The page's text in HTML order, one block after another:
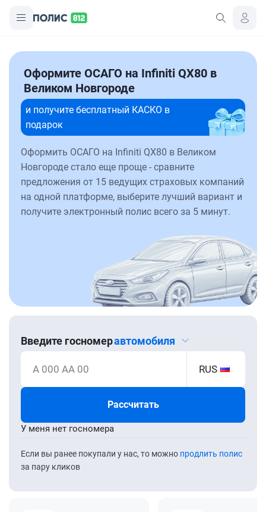
Оформите ОСАГО на Infiniti QX80 в
Великом Новгороде
и получите бесплатный КАСКО в
подарок
Оформить ОСАГО на Infiniti QX80 в Великом
Новгороде стало еще проще - сравните
предложения от 15 ведущих страховых компаний
на одной платформе, выберите лучший вариант и
получите электронный полис всего за 5 минут.
Введите госномеравтомобиля
А 000 АА 00 RUS
Рассчитать
Если вы ранее покупали у нас, то можно продлить полис
за пару кликов
У меня нет госномера